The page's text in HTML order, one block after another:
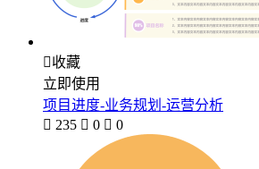
收藏
立即使用
项目进度-业务规划-运营分析
 235  0  0